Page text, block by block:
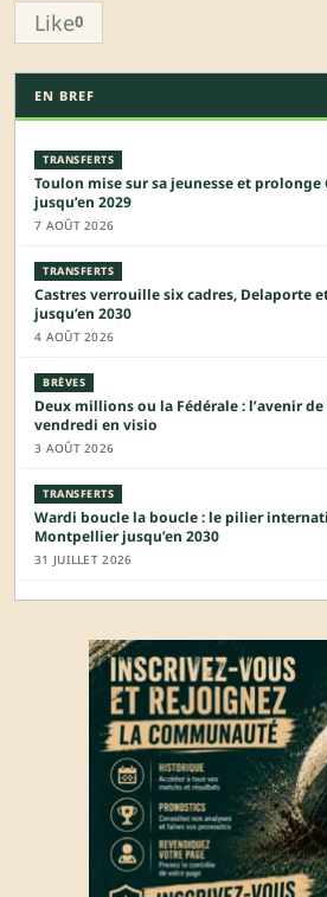
Like0
EN BREF
TRANSFERTS
Toulon mise sur sa jeunesse et prolonge
jusqu’en 2029
7 AOÛT 2026
TRANSFERTS
Castres verrouille six cadres, Delaporte
jusqu’en 2030
4 AOÛT 2026
BRÈVES
Deux millions ou la Fédérale : l’avenir
vendredi en visio
3 AOÛT 2026
TRANSFERTS
Wardi boucle la boucle : le pilier
Montpellier jusqu’en 2030
31 JUILLET 2026